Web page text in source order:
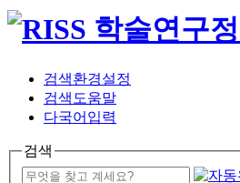
검색환경설정
검색도움말
다국어입력
검색